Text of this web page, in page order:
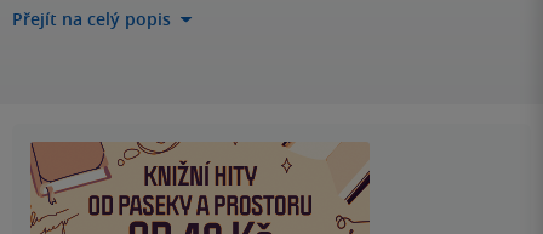
Přejít na celý popis